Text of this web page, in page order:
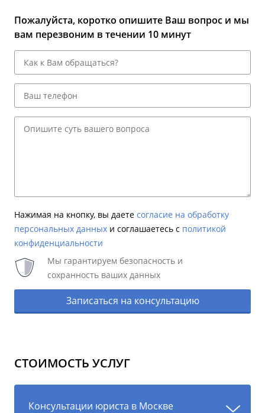
Пожалуйста, коротко опишите Ваш вопрос и мы
вам перезвоним в течении 10 минут
Нажимая на кнопку, вы даете согласие на обработку
персональных данных и соглашаетесь c политикой
конфиденциальности
Мы гарантируем безопасность и
сохранность ваших данных
Записаться на консультацию
СТОИМОСТЬ УСЛУГ
Консультации юриста в Москве